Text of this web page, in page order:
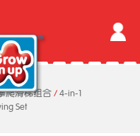
爬滑梯组合 / 4-in-1
Set